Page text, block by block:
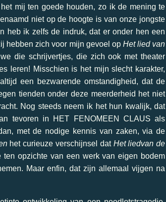
mij ten goede houden, zo ik de mening te
niet op de hoogte is van onze jongste
heb ik zelfs de indruk, dat er onder hen een
hebben zich voor mijn gevoel op Het lied van
die schrijvertjes, die zich ook met theater
leren! Misschien is het mijn slecht karakter,
een bezwarende omstandigheid, dat de
tienden onder deze meerderheid het niet
Nog steeds neem ik het hun kwalijk, dat
tevoren in HET FENOMEEN CLAUS als
met de nodige kennis van zaken, via de
het curieuze verschijnsel dat Het liedvan de
opzichte van een werk van eigen bodem
Maar enfin, dat zijn allemaal vijgen na